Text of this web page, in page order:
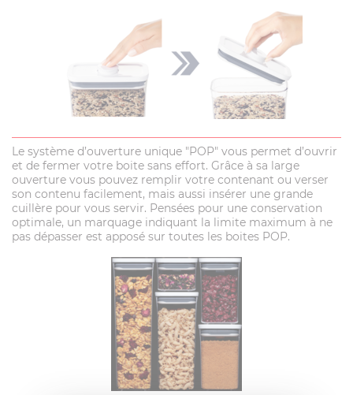
Le système d’ouverture unique "POP" vous permet d’ouvrir
et de fermer votre boite sans effort. Grâce à sa large
ouverture vous pouvez remplir votre contenant ou verser
son contenu facilement, mais aussi insérer une grande
cuillère pour vous servir. Pensées pour une conservation
optimale, un marquage indiquant la limite maximum à ne
pas dépasser est apposé sur toutes les boites POP.